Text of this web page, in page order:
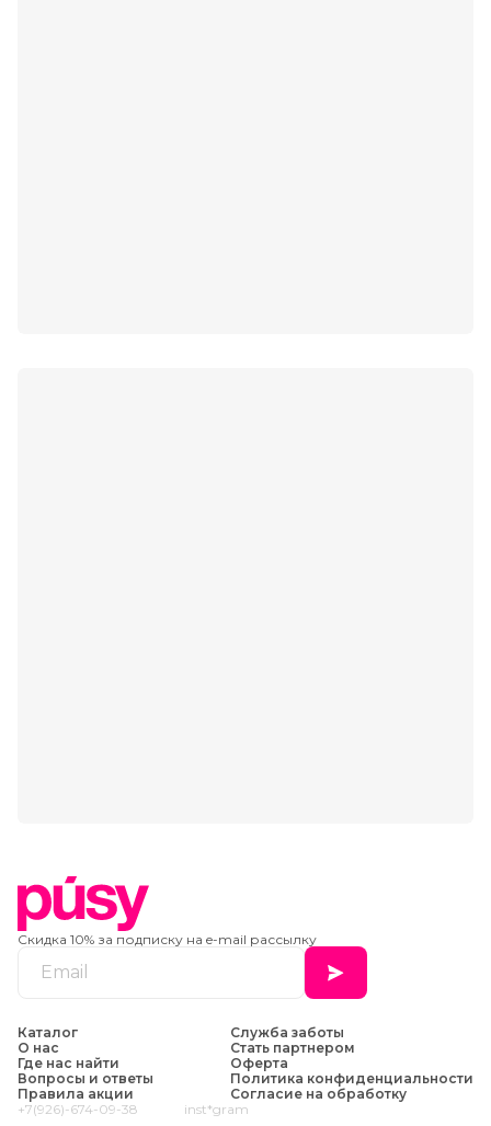
Скидка 10% за подписку на e-mail рассылку
Каталог
О нас
Где нас найти
Вопросы и ответы
Правила акции
Служба заботы
Стать партнером
Оферта
Политика конфиденциальности
Согласие на обработку
+7(926)-674-09-38
inst*gram